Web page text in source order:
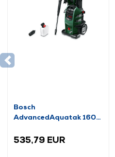
Bosch
AdvancedAquatak 160
(06008A7800)
535,79 EUR